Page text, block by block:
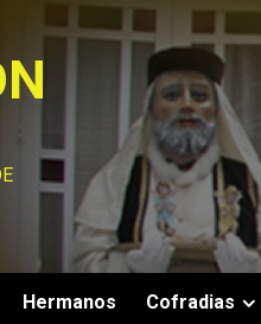
Hermanos Cofradias